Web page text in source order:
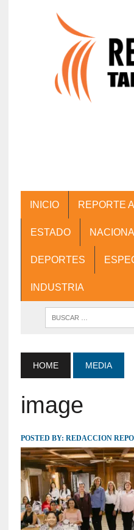
INICIO REPORTE
ESTADO
DEPORTES
INDUSTRIA
HOME MEDIA
image
POSTED BY: REDACCION